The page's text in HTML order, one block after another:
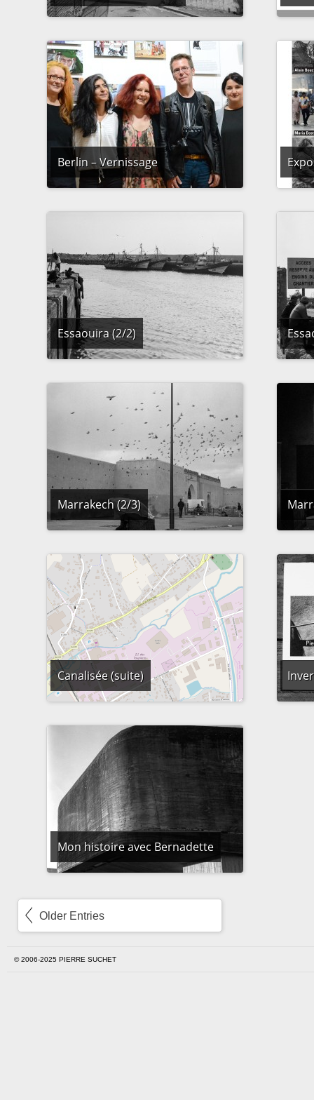
Berlin – Vernissage
Essaouira (2/2)
Marrakech (2/3)
Canalisée (suite)
Mon histoire avec Bernadette
Older Entries
© 2006-2025 PIERRE SUCHET